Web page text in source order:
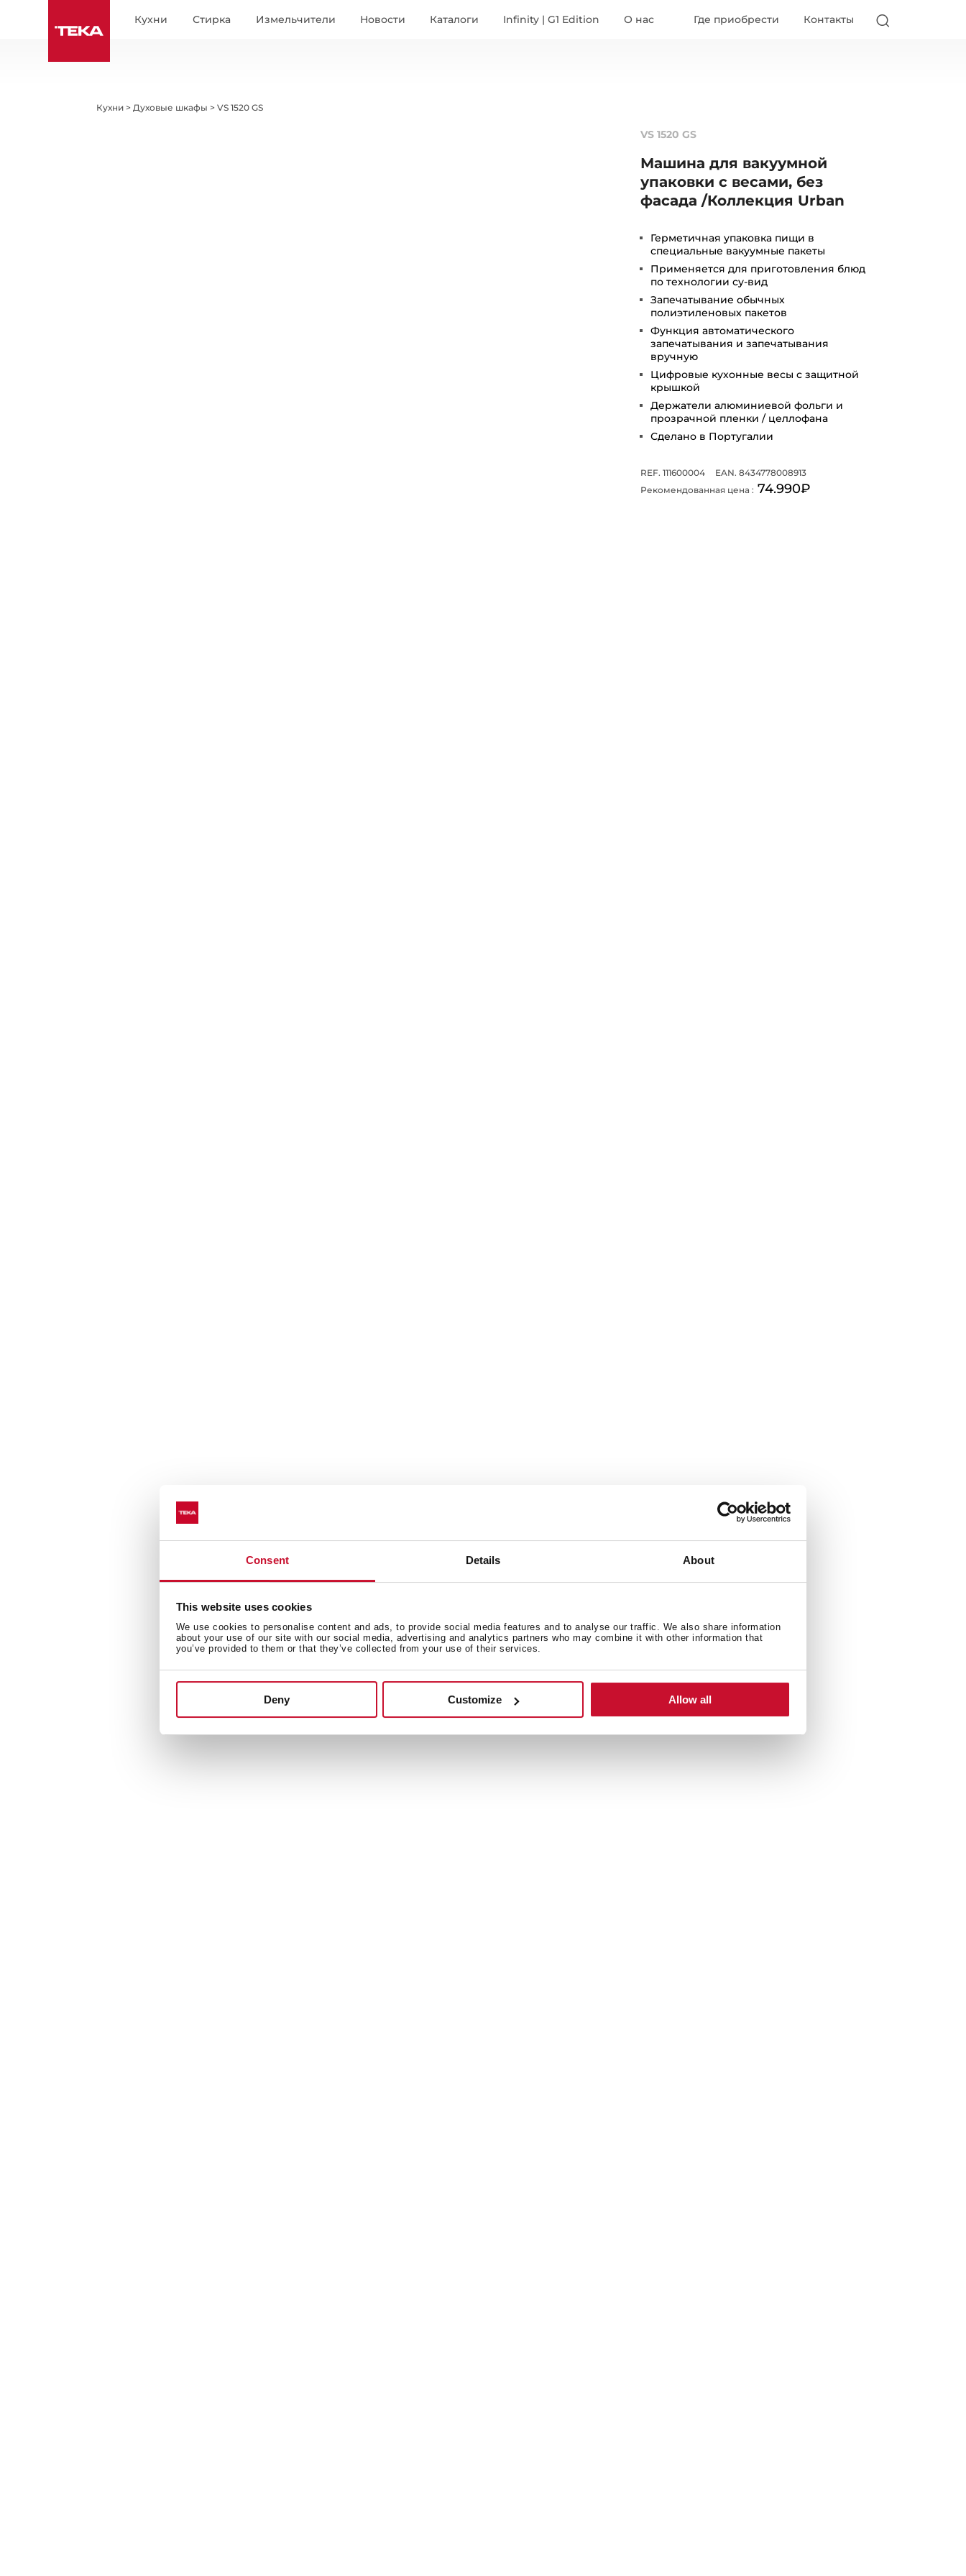
Consent Details About
This website uses cookies
We use cookies to personalise content and ads, to provide social media features and to analyse our traffic. We also share information
about your use of our site with our social media, advertising and analytics partners who may combine it with other information that
you’ve provided to them or that they’ve collected from your use of their services.
Deny Customize Allow all
Кухни Стирка Измельчители Новости Каталоги Infinity | G1 Edition О нас Где приобрести Контакты
Кухни > Духовые шкафы >VS 1520 GS
VS 1520 GS
Машина для вакуумной
упаковки с весами, без
фасада /Коллекция Urban
Герметичная упаковка пищи в
специальные вакуумные пакеты
Применяется для приготовления блюд
по технологии су-вид
Запечатывание обычных
полиэтиленовых пакетов
Функция автоматического
запечатывания и запечатывания
вручную
Цифровые кухонные весы с защитной
крышкой
Держатели алюминиевой фольги и
прозрачной пленки / целлофана
Сделано в Португалии
REF. 111600004
EAN. 8434778008913
Рекомендованная цена : 74.990₽